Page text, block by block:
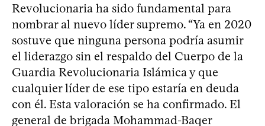
Revolucionaria ha sido fundamental para
nombrar al nuevo líder supremo. “Ya en 2020
sostuve que ninguna persona podría asumir
el liderazgo sin el respaldo del Cuerpo de la
Guardia Revolucionaria Islámica y que
cualquier líder de ese tipo estaría en deuda
con él. Esta valoración se ha confirmado. El
general de brigada Mohammad-Baqer